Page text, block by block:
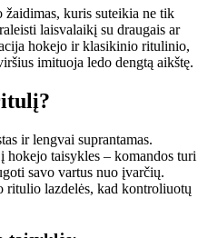
žaidimas, kuris suteikia ne tik
laisvalaikį su draugais ar
hokejo ir klasikinio ritulinio,
imituoja ledo dengtą aikštę.
ir lengvai suprantamas.
hokejo taisykles – komandos turi
savo vartus nuo įvarčių.
ritulio lazdelės, kad kontroliuotų